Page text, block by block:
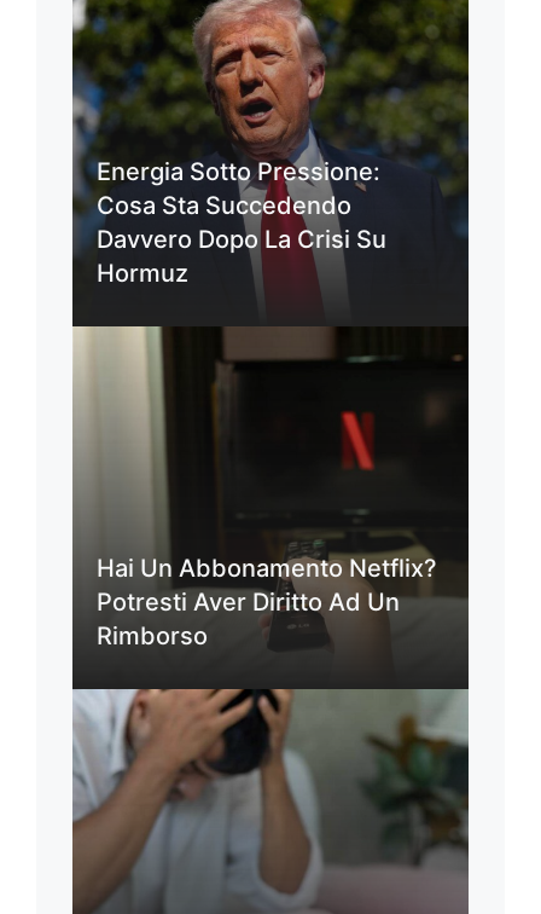
Energia Sotto Pressione:
Cosa Sta Succedendo
Davvero Dopo La Crisi Su
Hormuz
Hai Un Abbonamento Netflix?
Potresti Aver Diritto Ad Un
Rimborso